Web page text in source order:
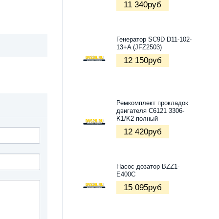
11 340руб
Генератор SC9D D11-102-
13+A (JFZ2503)
12 150руб
Ремкомплект прокладок
двигателя С6121 3306-
K1/K2 полный
12 420руб
Насос дозатор BZZ1-
E400C
15 095руб